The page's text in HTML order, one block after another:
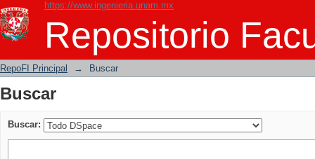
https://www.ingenieria.unam.mx
Repositorio
Buscar
RepoFI Principal → Buscar
Buscar
Buscar: